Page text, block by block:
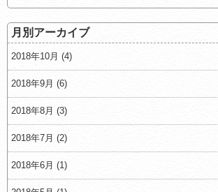
月別アーカイブ
2018年10月 (4)
2018年9月 (6)
2018年8月 (3)
2018年7月 (2)
2018年6月 (1)